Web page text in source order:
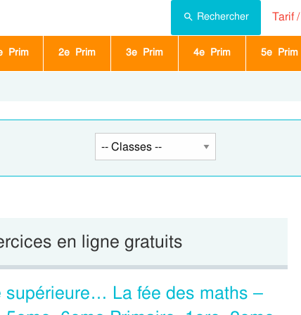
Rechercher Tarif /
Prim 2e Prim 3e Prim 4e Prim 5e Prim
en ligne gratuits
La fée des maths –